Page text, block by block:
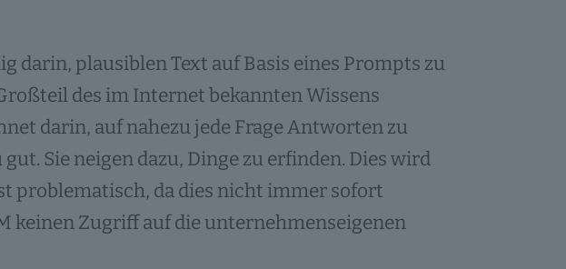
darin, plausiblen Text auf Basis eines Prompts zu
des im Internet bekannten Wissens
darin, auf nahezu jede Frage Antworten zu
Sie neigen dazu, Dinge zu erfinden. Dies wird
problematisch, da dies nicht immer sofort
keinen Zugriff auf die unternehmenseigenen